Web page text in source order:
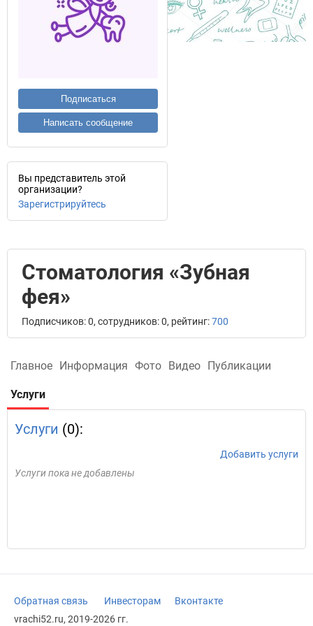
Подписаться
Написать сообщение
Вы представитель этой
организации?
Зарегистрируйтесь
Стоматология «Зубная
фея»
Подписчиков: 0, сотрудников: 0, рейтинг:700
Главное Информация Фото Видео Публикации
Услуги
Услуги (0):
Добавить услуги
Услуги пока не добавлены
Обратная связь Инвесторам
Вконтакте
vrachi52.ru, 2019-2026 гг.